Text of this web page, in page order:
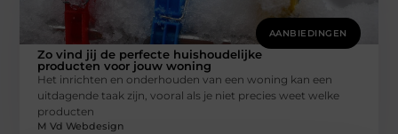
AANBIEDINGEN
Zo vind jij de perfecte huishoudelijke
producten voor jouw woning
Het inrichten en onderhouden van een woning kan een
uitdagende taak zijn, vooral als je niet precies weet welke
producten
M Vd Webdesign